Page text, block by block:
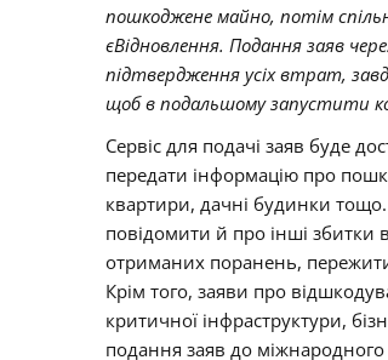
пошкоджене майно, потім
єВідновлення. Подання заяв
підтвердження усіх втрат,
щоб в подальшому запустити
Сервіс для подачі заяв буде
передати інформацію про
квартири, дачні будинки
повідомити й про інші збитки
отриманих поранень,
Крім того, заяви про
критичної інфраструктури,
подання заяв до міжнародного